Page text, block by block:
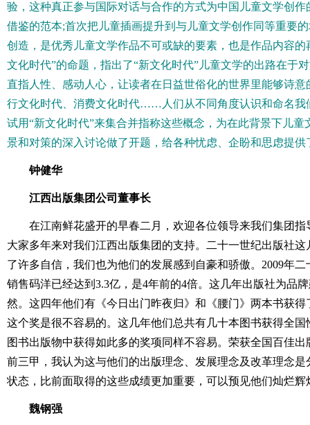
验，这种真正参与国际对话与合作的方式为中国儿童文学创
借鉴的范本;首次把儿童插画提升到与儿童文学创作同等重要
创造，是优秀儿童文学作品不可或缺的要素，也是作品内容
文化时代”的命题，指出了“新文化时代”儿童文学的出路在于
直指人性、感动人心，让读者在日益世俗化的世界里能够诗
行文化时代、消费文化时代……人们从不同角度认识和命名我
试用“新文化时代”来集合并指称这些概念，为在此背景下儿
景和对策的深入讨论做了开题，给各种忧虑、企盼和思虑提
钟健华
江西出版集团公司董事长
在江南鲜花盛开的早春二月，欢迎各位领导来我们集团
大家多年来对我们江西出版集团的支持。二十一世纪出版社
了许多自信，我们也为他们的发展感到自豪和骄傲。2009年
销售码洋已经达到3.3亿，是4年前的4倍。这几年出版社为品
然。这四年他们有《今日出门昨夜归》和《腰门》两本书获得
这个奖是很不容易的。这几年他们总共有几十本图书获得全
图书出版物中获得如此多的奖项同样不容易。荣获全国百佳
前三甲，我认为这与他们的出版理念、发展理念及改革理念
状态，比前面取得的这些成绩更加重要，可以预见他们灿烂辉
魏钢强